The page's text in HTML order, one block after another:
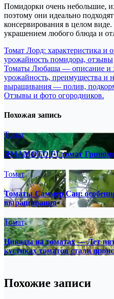
Помидорки очень небольшие,
поэтому они идеально
консервирования в целом
украшением любого блюда и
Навигация
по
записям
Томат Лорд: характеристика и
урожайность помидора, отзывы
Томаты Любаша — описание и
урожайность, преимущества и
выращивания — полив,
Отзывы и фото огородников.
Похожая запись
Томат
ЯМАМОТО F1 томат
Томат
Томаты Саммер Сан:
выращивания
Томат
Цикады на томатах — Лет
кустиках томатов стали
Похожие записи